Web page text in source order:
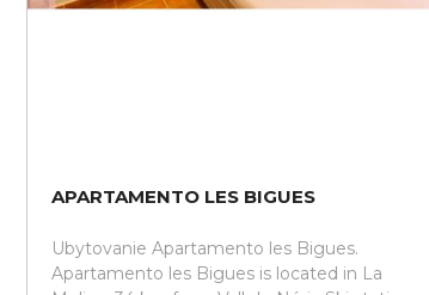
APARTAMENTO LES BIGUES
Ubytovanie Apartamento les Bigues.
Apartamento les Bigues is located in La